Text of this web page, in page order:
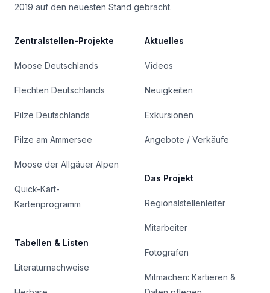
2019 auf den neuesten Stand gebracht.
Zentralstellen-Projekte
Moose Deutschlands
Flechten Deutschlands
Pilze Deutschlands
Pilze am Ammersee
Moose der Allgäuer Alpen
Quick-Kart-
Kartenprogramm
Tabellen & Listen
Literaturnachweise
Aktuelles
Videos
Neuigkeiten
Exkursionen
Angebote / Verkäufe
Das Projekt
Regionalstellenleiter
Mitarbeiter
Fotografen
Mitmachen: Kartieren &